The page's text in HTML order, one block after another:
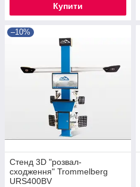
Купити
–10%
Стенд 3D "розвал-
сходження" Trommelberg
URS400BV